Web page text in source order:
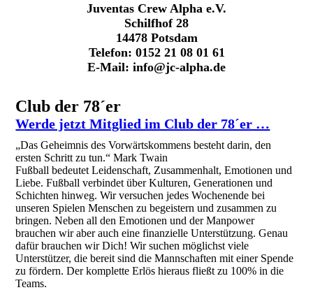
Juventas Crew Alpha e.V.
Schilfhof 28
14478 Potsdam
Telefon: 0152 21 08 01 61
E-Mail: info@jc-alpha.de
Club der 78´er
Werde jetzt Mitglied im Club der 78´er …
„Das Geheimnis des Vorwärtskommens besteht darin, den
ersten Schritt zu tun.“ Mark Twain
Fußball bedeutet Leidenschaft, Zusammenhalt, Emotionen und
Liebe. Fußball verbindet über Kulturen, Generationen und
Schichten hinweg. Wir versuchen jedes Wochenende bei
unseren Spielen Menschen zu begeistern und zusammen zu
bringen. Neben all den Emotionen und der Manpower
brauchen wir aber auch eine finanzielle Unterstützung. Genau
dafür brauchen wir Dich! Wir suchen möglichst viele
Unterstützer, die bereit sind die Mannschaften mit einer Spende
zu fördern. Der komplette Erlös hieraus fließt zu 100% in die
Teams.